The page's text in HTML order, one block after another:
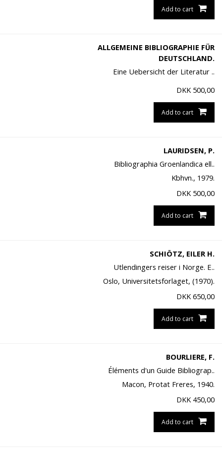
Add to cart
ALLGEMEINE BIBLIOGRAPHIE FÜR
DEUTSCHLAND.
Eine Uebersicht der Literatur ..
DKK 500,00
Add to cart
LAURIDSEN, P.
Bibliographia Groenlandica ell..
Kbhvn., 1979.
DKK 500,00
Add to cart
SCHIÖTZ, EILER H.
Utlendingers reiser i Norge. E..
Oslo, Universitetsforlaget, (1970).
DKK 650,00
Add to cart
BOURLIERE, F.
Éléments d'un Guide Bibliograp..
Macon, Protat Freres, 1940.
DKK 450,00
Add to cart